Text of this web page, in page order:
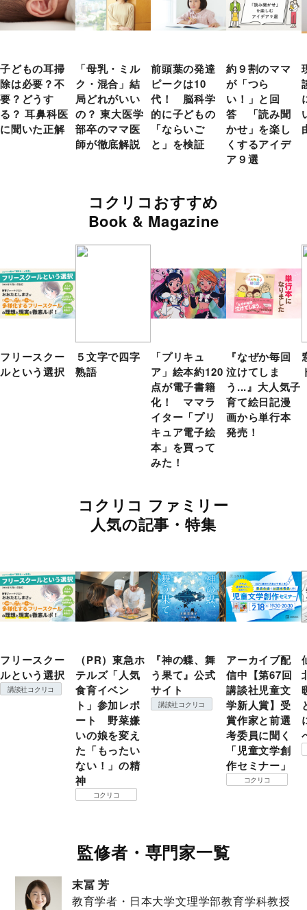
子どもの耳掃
除は必要？不
要？どうす
る？ 耳鼻科医
に聞いた正解
「母乳・ミル
ク・混合」結
局どれがいい
の？ 東大医学
部卒のママ医
師が徹底解説
前頭葉の発達
ピークは10
代！ 脳科学
的に子どもの
「ならいご
と」を検証
約９割のママ
が「つら
い！」と回
答 「読み聞
かせ」を楽し
くするアイデ
ア９選
コクリコおすすめ
Book & Magazine
フリースクー
ルという選択
５文字で四字
熟語
「プリキュ
ア」絵本約120
点が電子書籍
化！ ママラ
イター「プリ
キュア電子絵
本」を買って
みた！
『なぜか毎回
泣けてしま
う...』大人気子
育て絵日記漫
画から単行本
発売！
コクリコ ファミリー
人気の記事・特集
フリースクー
ルという選択
講談社コクリコ
（PR）東急ホ
テルズ「人気
食育イベン
ト」参加レポ
ート 野菜嫌
いの娘を変え
た「もったい
ない！」の精
神
コクリコ
『神の蝶、舞
う果て』公式
サイト
講談社コクリコ
アーカイブ配
信中【第67回
講談社児童文
学新人賞】受
賞作家と前選
考委員に聞く
「児童文学創
作セミナー」
コクリコ
監修者・専門家一覧
末冨 芳
教育学者・日本大学文理学部教育学科教授